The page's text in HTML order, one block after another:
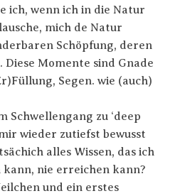
ich, wenn ich in die Natur
mich de Natur
Schöpfung, deren
Diese Momente sind Gnade
Segen. wie (auch)
Schwellengang zu ‘deep
wieder zutiefst bewusst
alles Wissen, das ich
nie erreichen kann?
und ein erstes